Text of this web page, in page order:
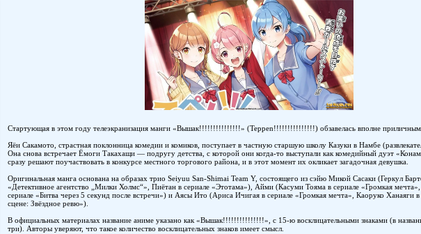
Стартующая в этом году телеэкранизация манги «Вышак!!!!!!!!!!!!!!!» (Teppen!!!!!!!!!!!!!!!) обзавелась вполне приличным
Яёи Сакамото, страстная поклонница комедии и комиков, поступает в частную старшую школу Казуки в Намбе
Она снова встречает Ёмоги Такахащи — подругу детства, с которой они когда-то выступали как комедийный дуэт
сразу решают поучаствовать в конкурсе местного торгового района, и в этот момент их окликает загадочная девушка.
Оригинальная манга основана на образах трио Seiyuu San-Shimai Team Y, состоящего из сэйю Микой Сасаки (Геркул
«Детективное агентство „Милки Холмс“», Пиётан в сериале «Этотама»), Айми (Касуми Тояма в сериале «Громкая
сериале «Битва через 5 секунд после встречи») и Аясы Ито (Ариса Ичигая в сериале «Громкая мечта», Каоруко Ханаяги
сцене: Звёздное ревю»).
В официальных материалах название аниме указано как «Вышак!!!!!!!!!!!!!!!», с 15-ю восклицательными знаками (в
три). Авторы уверяют, что такое количество восклицательных знаков имеет смысл.